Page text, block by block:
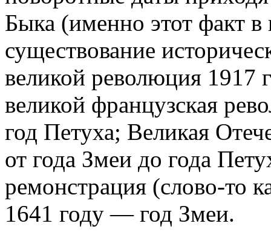
Быка (именно этот факт в
существование
великой революция 1917
великой французская
год Петуха; Великая
от года Змеи до года
ремонстрация (слово-то
1641 году — год Змеи.